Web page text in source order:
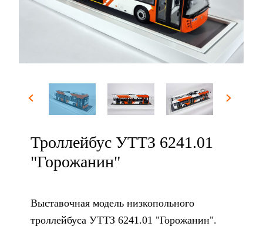
Троллейбус УТТЗ 6241.01
"Горожанин"
Выставочная модель низкопольного
троллейбуса УТТЗ 6241.01 "Горожанин".